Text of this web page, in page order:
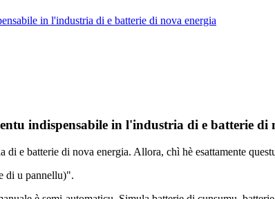
in l'industria di e batterie di nova energia
indispensabile in l'industria di e batterie di
e batterie di nova energia. Allora, chì hè esattamente
di u pannellu)".